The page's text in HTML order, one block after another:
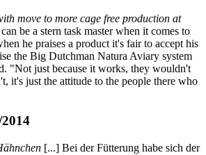
move to more cage free production at
be a stern task master when it comes to
he praises a product it's fair to accept his
the Big Dutchman Natura Aviary system
"Not just because it works, they wouldn't
it's just the attitude to the people there who
[...] Bei der Fütterung habe sich der